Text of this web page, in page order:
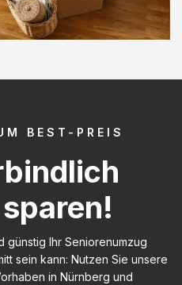
BEST-PREIS
günstig Ihr Seniorenumzug
sein kann: Nutzen Sie unsere
in Nürnberg und